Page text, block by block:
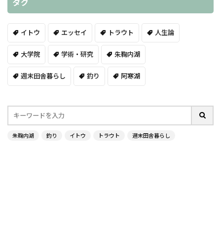
タグ
イトウ エッセイ トラウト 人生論
大学院 学術・研究 朱鞠内湖
週末田舎暮らし 釣り 阿寒湖
朱鞠内湖 釣り イトウ トラウト 週末田舎暮らし